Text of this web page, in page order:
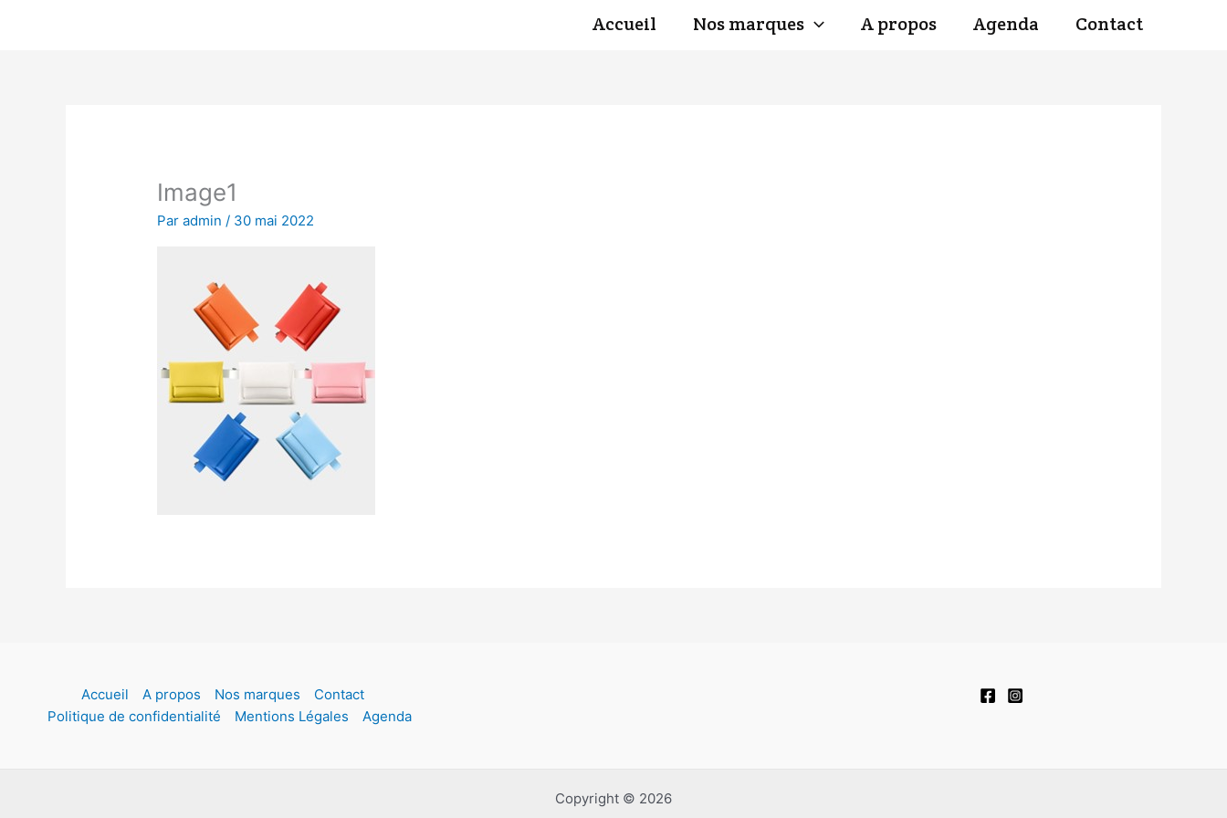
Accueil Nos marques A propos Agenda Contact
Image1
Paradmin/ 30 mai 2022
Accueil A propos Nos marques
Contact
Politique de confidentialité
Mentions Légales Agenda
Copyright © 2026